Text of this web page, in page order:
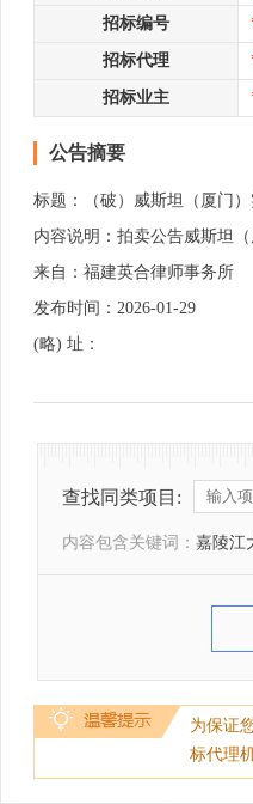
招标编号
招标代理
招标业主
公告摘要
标题：（破）威斯坦（厦门
内容说明：拍卖公告威斯坦
来自：福建英合律师事务所
发布时间：2026-01-29
(略) 址：
查找同类项目:
内容包含关键词： 嘉陵江
为保证
标代理